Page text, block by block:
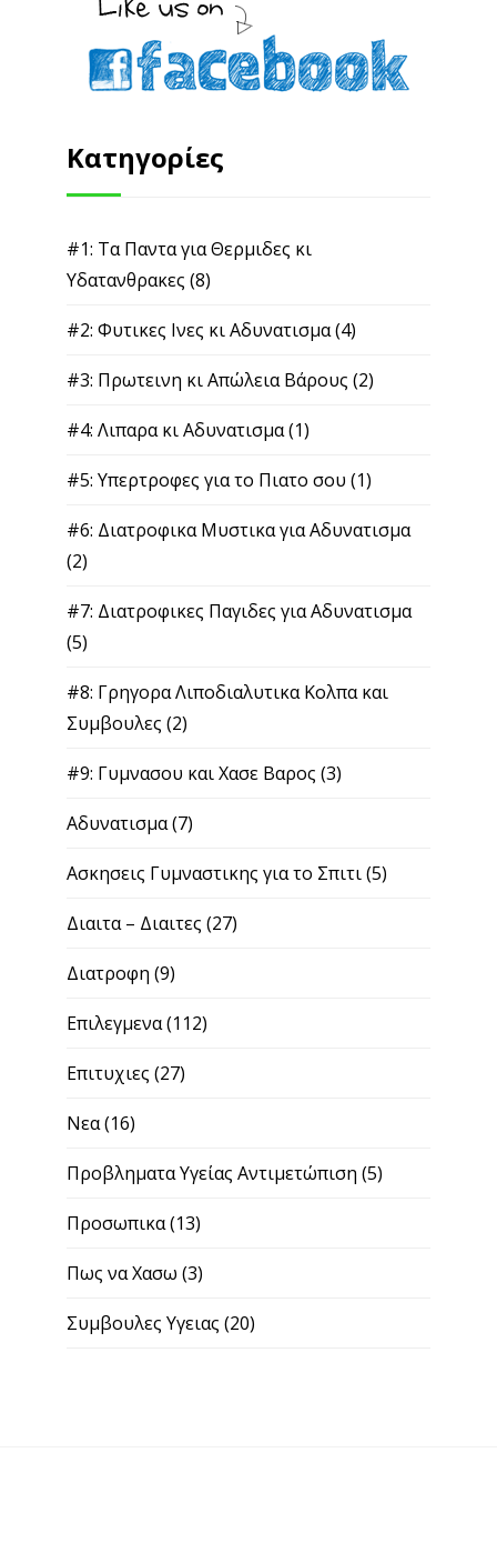
Κατηγορίες
#1: Τα Παντα για Θερμιδες κι
Υδατανθρακες (8)
#2: Φυτικες Ινες κι Αδυνατισμα(4)
#3: Πρωτεινη κι Απώλεια Βάρους (2)
#4: Λιπαρα κι Αδυνατισμα(1)
#5: Υπερτροφες για το Πιατο σου (1)
#6: Διατροφικα Μυστικα για Αδυνατισμα
(2)
#7: Διατροφικες Παγιδες για Αδυνατισμα
(5)
#8: Γρηγορα Λιποδιαλυτικα Κολπα και
Συμβουλες (2)
#9: Γυμνασου και Χασε Βαρος (3)
Αδυνατισμα(7)
Ασκησεις Γυμναστικης για το Σπιτι(5)
Διαιτα – Διαιτες (27)
Διατροφη (9)
Επιλεγμενα(112)
Επιτυχιες (27)
Νεα(16)
Προβληματα Υγείας Αντιμετώπιση (5)
Προσωπικα(13)
Πως να Χασω (3)
Συμβουλες Υγειας (20)